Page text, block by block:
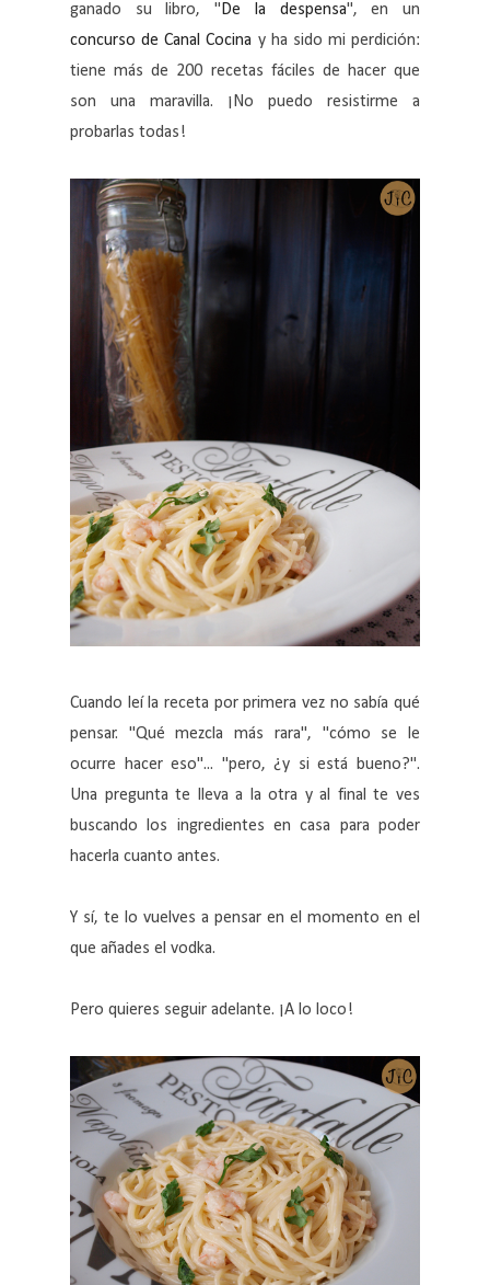
ganado su libro, " De la despensa", en un
concurso de Canal Cocina y ha sido mi perdición:
tiene más de 200 recetas fáciles de hacer que
son una maravilla. ¡No puedo resistirme a
probarlas todas!
Cuando leí la receta por primera vez no sabía qué
pensar. "Qué mezcla más rara", "cómo se le
ocurre hacer eso"... "pero, ¿y si está bueno?".
Una pregunta te lleva a la otra y al final te ves
buscando los ingredientes en casa para poder
hacerla cuanto antes.
Y sí, te lo vuelves a pensar en el momento en el
que añades el vodka.
Pero quieres seguir adelante. ¡A lo loco!